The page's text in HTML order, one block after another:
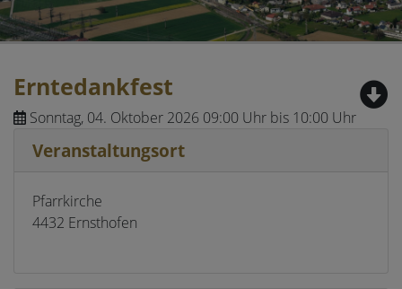
Erntedankfest
Sonntag, 04. Oktober 2026 09:00 Uhr bis 10:00 Uhr
Veranstaltungsort
Pfarrkirche
4432 Ernsthofen